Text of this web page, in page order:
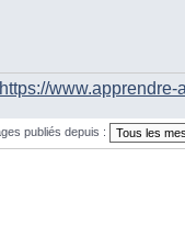
https://www.apprendre-
publiés depuis :